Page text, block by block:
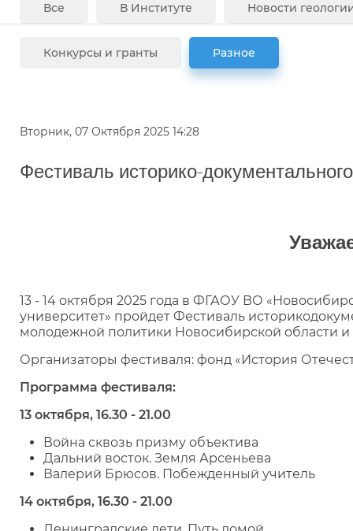
Все В Институте Новости
Конкурсы и гранты Разное
Вторник, 07 Октября 2025 14:28
Фестиваль историко-
13 - 14 октября 2025 года в ФГАОУ ВО
университет» пройдет Фестиваль
молодежной политики Новосибирской области
Организаторы фестиваля: фонд «История
Программа фестиваля:
13 октября, 16.30 - 21.00
Война сквозь призму объектива
Дальний восток. Земля Арсеньева
Валерий Брюсов. Побежденный учитель
14 октября, 16.30 - 21.00